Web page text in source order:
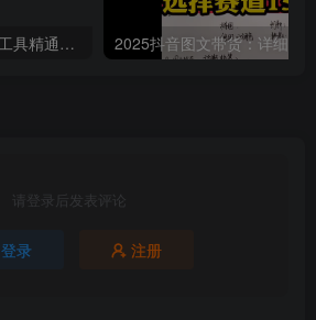
AI技能学习：国产AI工具精通课，玩转DeepSeek，Kimi，mindshow，打造个人知识库
请登录后发表评论
登录 注册